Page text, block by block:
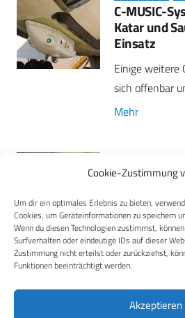
Cookie-Zustimmung
Um dir ein optimales Erlebnis zu bieten,
Cookies, um Geräteinformationen zu speichern
Wenn du diesen Technologien zustimmst,
Surfverhalten oder eindeutige IDs auf dieser
Zustimmung nicht erteilst oder zurückziehst,
Funktionen beeinträchtigt werden.
Akzeptieren
C-MUSIC-
Katar und
Einsatz
Einige weitere
sich offenbar
Mehr
AFSOC stellt
Das U.S. Air
Command
Mehr
INTERNATIONAL